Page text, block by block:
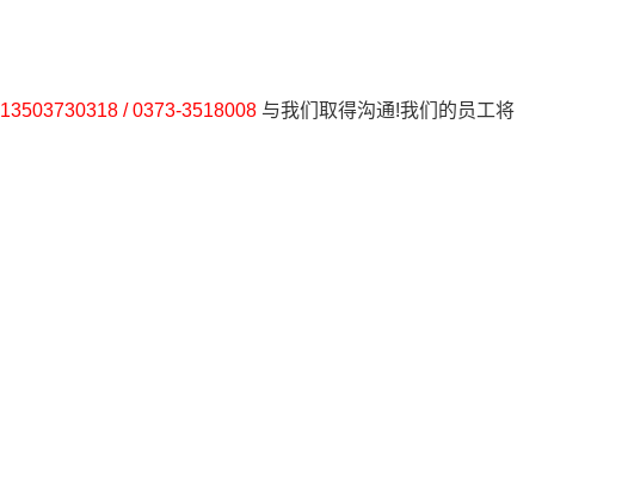
13503730318 / 0373-3518008 与我们取得沟通!我们的员工将